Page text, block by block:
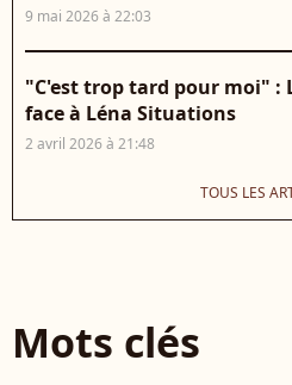
9 mai 2026 à 22:03
"C'est trop tard pour moi" :
face à Léna Situations
2 avril 2026 à 21:48
TOUS LES
Mots clés